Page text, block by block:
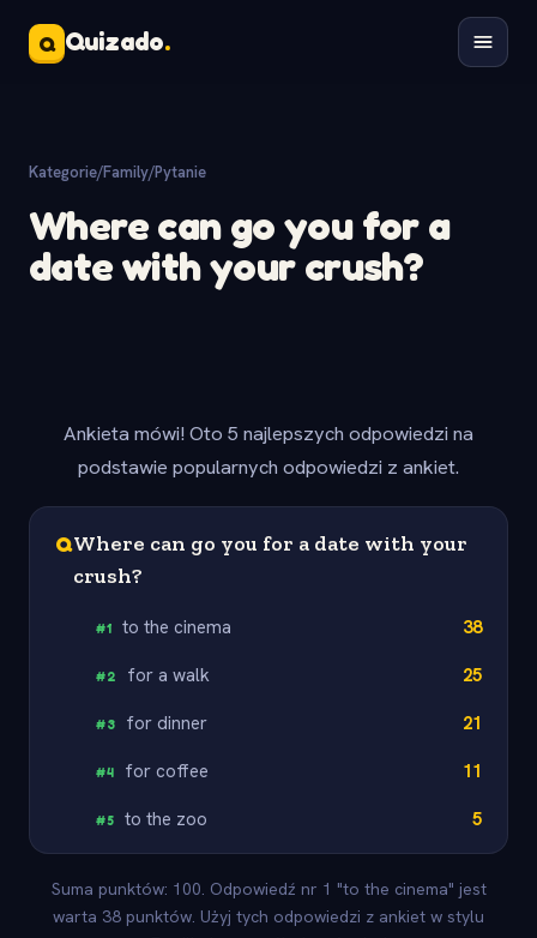
Q Quizado.
Kategorie/Family/Pytanie
Where can go you for a
date with your crush?
Ankieta mówi! Oto 5 najlepszych odpowiedzi na
podstawie popularnych odpowiedzi z ankiet.
QWhere can go you for a date with your
crush?
#1 to the cinema 38
#2 for a walk 25
#3 for dinner 21
#4 for coffee 11
#5 to the zoo 5
Suma punktów: 100. Odpowiedź nr 1 "to the cinema" jest
warta 38 punktów. Użyj tych odpowiedzi z ankiet w stylu